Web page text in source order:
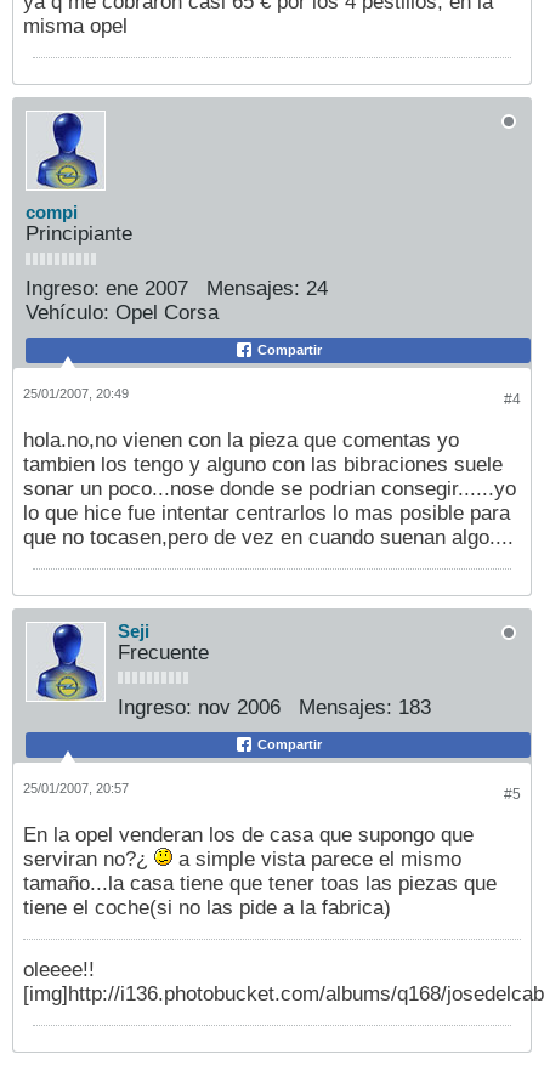
misma opel
compi
Principiante
Ingreso: ene 2007 Mensajes: 24
Vehículo: Opel Corsa
Compartir
#4
25/01/2007, 20:49
hola.no,no vienen con la pieza que comentas yo
tambien los tengo y alguno con las bibraciones suele
sonar un poco...nose donde se podrian consegir......yo
lo que hice fue intentar centrarlos lo mas posible para
que no tocasen,pero de vez en cuando suenan algo....
Seji
Frecuente
Ingreso: nov 2006 Mensajes: 183
Compartir
#5
25/01/2007, 20:57
En la opel venderan los de casa que supongo que
serviran no?¿
a simple vista parece el mismo
tamaño...la casa tiene que tener toas las piezas que
tiene el coche(si no las pide a la fabrica)
oleeee!!
[img]http://i136.photobucket.com/albums/q168/